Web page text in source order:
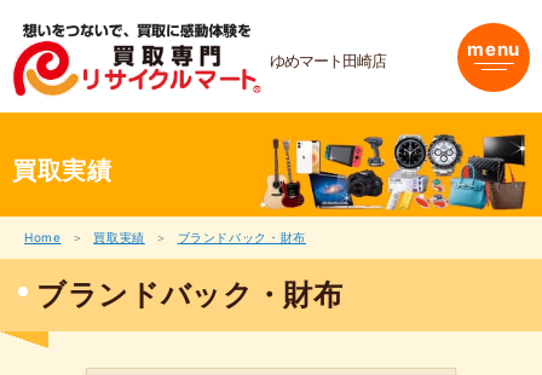
ス
ゆめマート田崎店 menu
買取実績
Home 買取実績 ブランドバック・財布
ブランドバック・財布